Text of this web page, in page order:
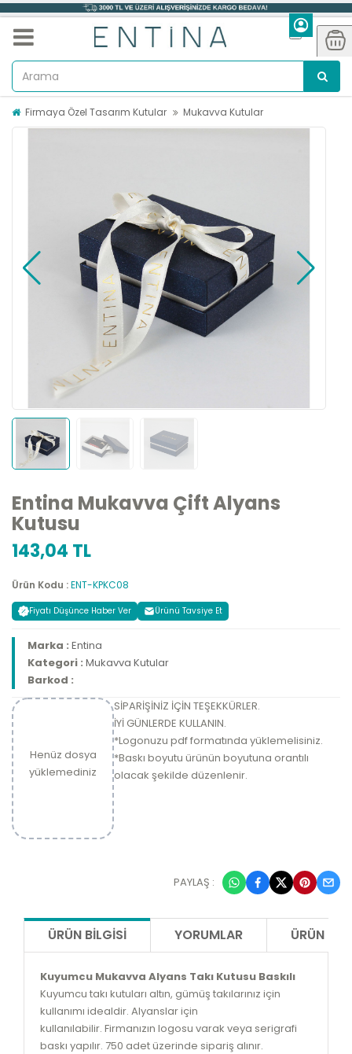
Firmaya Özel Tasarım Kutular Mukavva Kutular
Entina Mukavva Çift Alyans
Kutusu
143,04 TL
Ürün Kodu :ENT-KPKC08
Fiyatı Düşünce Haber Ver Ürünü Tavsiye Et
Marka : Entina
Kategori : Mukavva Kutular
Barkod :
Henüz dosya
yüklemediniz
SİPARİŞİNİZ İÇİN TEŞEKKÜRLER.
İYİ GÜNLERDE KULLANIN.
*Logonuzu pdf formatında yüklemelisiniz.
*Baskı boyutu ürünün boyutuna orantılı
olacak şekilde düzenlenir.
PAYLAŞ :
ÜRÜN BILGISI YORUMLAR ÜRÜN
Kuyumcu Mukavva Alyans Takı Kutusu Baskılı
Kuyumcu takı kutuları altın, gümüş takılarınız için
kullanımı idealdir. Alyanslar için
kullanılabilir. Firmanızın logosu varak veya serigrafi
baskı yapılır. 750 adet üzerinde sipariş alınır.